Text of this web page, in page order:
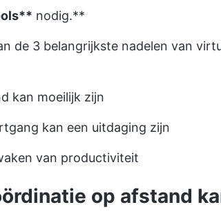
nodig.**
de 3 belangrijkste nadelen van
kan moeilijk zijn
kan een uitdaging zijn
van productiviteit
op afstand